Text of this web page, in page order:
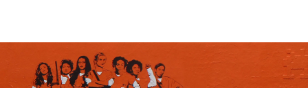
SAINT LAURENT
SANDRO
SATELLITE PARIS
SAVOIR FAIRE